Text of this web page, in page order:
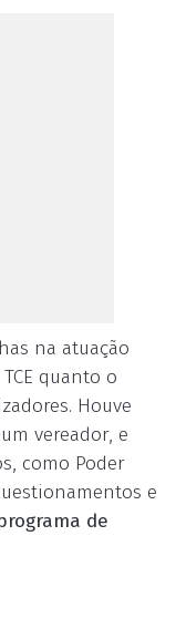
na atuação
quanto o
Houve
vereador, e
como Poder
e
de